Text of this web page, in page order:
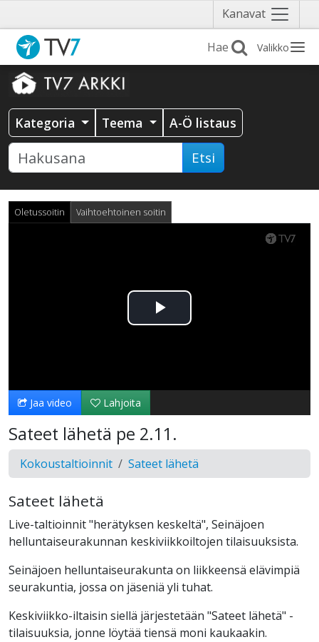
Kanavat Näytä
valikko
Valikko
Kategoria Teema A-Ö listaus
Etsi
Oletussoitin Vaihtoehtoinen soitin
Toista
Jaa video Lahjoita
Sateet lähetä pe 2.11.
Kokoustaltioinnit Sateet lähetä
Sateet lähetä
Live-taltioinnit "herätyksen keskeltä", Seinäjoen
helluntaiseurakunnan keskiviikkoiltojen tilaisuuksista.
Seinäjoen helluntaiseurakunta on liikkeensä elävimpiä
seurakuntia, jossa on jäseniä yli tuhat.
Keskiviikko-iltaisin siellä järjestetään "Sateet lähetä" -
tilaisuuksia, jonne löytää tiensä moni kaukaakin.